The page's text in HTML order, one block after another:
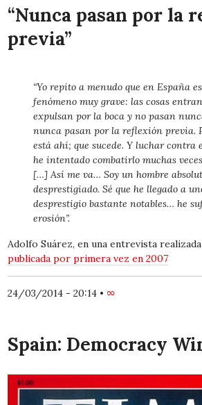
“Nunca pasan por la
previa”
“Yo repito a menudo que en España
fenómeno muy grave: las cosas
expulsan por la boca y no pasan
nunca pasan por la reflexión previa.
está ahí; que sucede. Y luchar
he intentado combatirlo muchas
[…] Así me va… Soy un hombre
desprestigiado. Sé que he llegado a
desprestigio bastante notables… he
erosión”.
Adolfo Suárez, en una entrevista
publicada por primera vez en 2007
24/03/2014 - 20:14 • ∞
Spain: Democracy